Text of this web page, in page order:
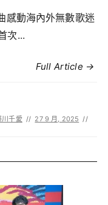
感動海內外無數歌迷
次...
Full Article →
川千愛 // 27 9 月, 2025 //